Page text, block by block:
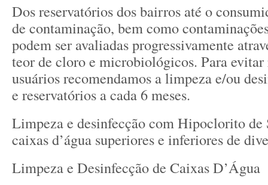
Dos reservatórios dos bairros até o
de contaminação, bem como
podem ser avaliadas progressivamente
teor de cloro e microbiológicos. Para evitar
usuários recomendamos a limpeza e/ou
e reservatórios a cada 6 meses.
Limpeza e desinfecção com Hipoclorito de
caixas d’água superiores e inferiores de
Limpeza e Desinfecção de Caixas D’Água